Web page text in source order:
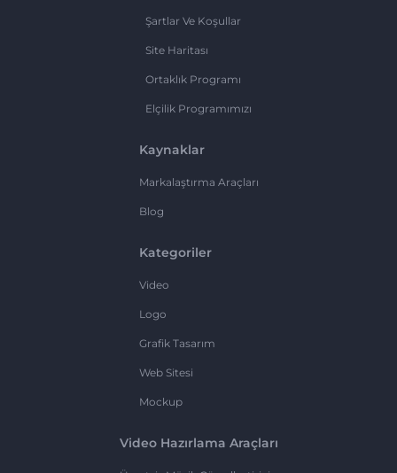
Şartlar Ve Koşullar
Site Haritası
Ortaklık Programı
Elçilik Programımızı
Kaynaklar
Markalaştırma Araçları
Blog
Kategoriler
Video
Logo
Grafik Tasarım
Web Sitesi
Mockup
Video Hazırlama Araçları